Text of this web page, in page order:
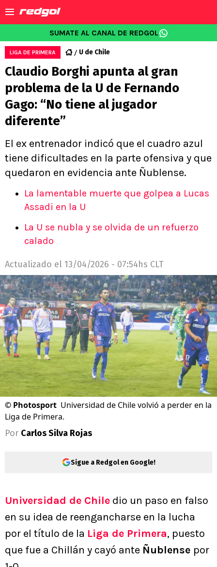
SUMATE AL CANAL DE REDGOL
LIGA DE PRIMERA U de Chile
Claudio Borghi apunta al gran
problema de la U de Fernando
Gago: “No tiene al jugador
diferente”
El ex entrenador indicó que el cuadro azul
tiene dificultades en la parte ofensiva y que
quedaron en evidencia ante Ñublense.
La lamentable muerte que golpea a Lucas
Assadi en la U
La U se nubla y se olvida de un refuerzo
calado
Actualizado el 13/04/2026 - 07:54hs CLT
© Photosport Universidad de Chile volvió a perder en la
Liga de Primera.
Por Carlos Silva Rojas
Sigue a Redgol en Google!
Universidad de Chile dio un paso en falso
en su idea de reengancharse en la lucha
por el título de la Liga de Primera, puesto
que fue a Chillán y cayó ante Ñublense por